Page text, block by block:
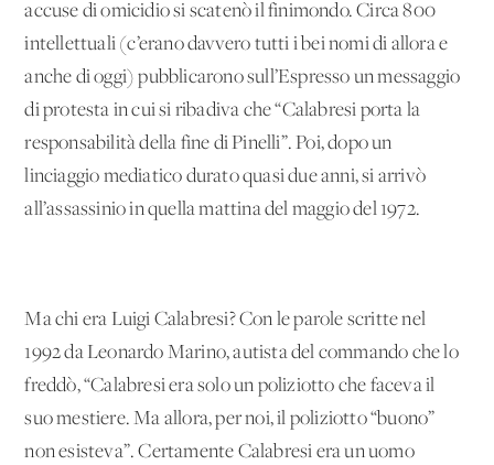
accuse di omicidio si scatenò il finimondo. Circa 800
intellettuali (c’erano davvero tutti i bei nomi di allora e
anche di oggi) pubblicarono sull’Espresso un messaggio
di protesta in cui si ribadiva che “Calabresi porta la
responsabilità della fine di Pinelli”. Poi, dopo un
linciaggio mediatico durato quasi due anni, si arrivò
all’assassinio in quella mattina del maggio del 1972.
Ma chi era Luigi Calabresi? Con le parole scritte nel
1992 da Leonardo Marino, autista del commando che lo
freddò, “Calabresi era solo un poliziotto che faceva il
suo mestiere. Ma allora, per noi, il poliziotto “buono”
non esisteva”. Certamente Calabresi era un uomo